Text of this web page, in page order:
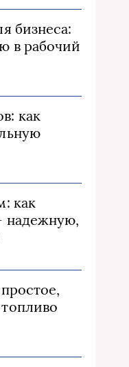
бизнеса:
в рабочий
как
как
надежную,